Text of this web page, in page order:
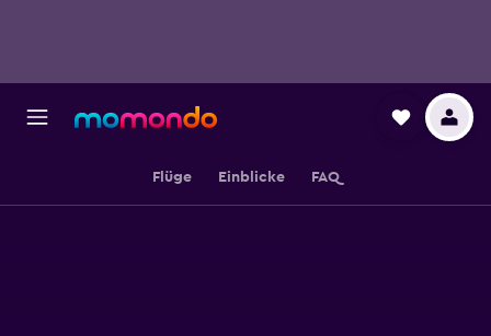
Flüge Einblicke FAQ